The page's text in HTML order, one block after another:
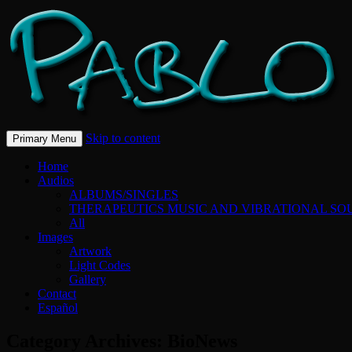
Primary Menu Skip to content
Home
Audios
ALBUMS/SINGLES
THERAPEUTICS MUSIC AND VIBRATIONAL
All
Images
Artwork
Light Codes
Gallery
Contact
Español